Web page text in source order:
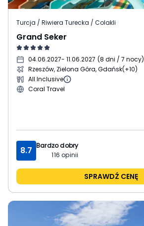
Turcja / Riwiera Turecka / Colakli
Grand Seker
04.06.2027- 11.06.2027 (8 dni / 7 nocy)
Rzeszów, Zielona Góra, Gdańsk(+10)
All Inclusive
Coral Travel
8.7 Bardzo dobry
116 opinii
SPRAWDŹ CENĘ